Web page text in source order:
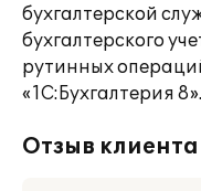
бухгалтерской
бухгалтерского
рутинных
«1С:Бухгалтерия 8».
Отзыв клиента